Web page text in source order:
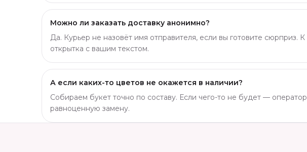
Можно ли заказать доставку анонимно?
Да. Курьер не назовёт имя отправителя, если вы готовите сюрприз.
открытка с вашим текстом.
А если каких-то цветов не окажется в наличии?
Собираем букет точно по составу. Если чего-то не будет —
равноценную замену.